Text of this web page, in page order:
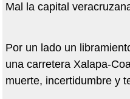
Mal la capital
Por un lado un
una carretera Xalapa-
muerte, incertidumbre y